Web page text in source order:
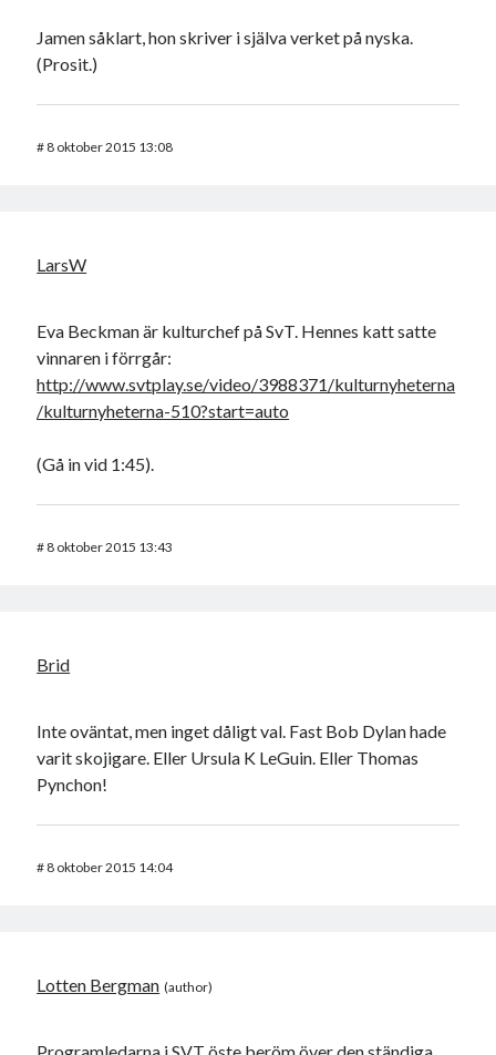
Jamen såklart, hon skriver i själva verket på nyska.
(Prosit.)
# 8 oktober 2015 13:08
LarsW
Eva Beckman är kulturchef på SvT. Hennes katt satte
vinnaren i förrgår:
http://www.svtplay.se/video/3988371/kulturnyheterna
/kulturnyheterna-510?start=auto
(Gå in vid 1:45).
# 8 oktober 2015 13:43
Brid
Inte oväntat, men inget dåligt val. Fast Bob Dylan hade
varit skojigare. Eller Ursula K LeGuin. Eller Thomas
Pynchon!
# 8 oktober 2015 14:04
Lotten Bergman